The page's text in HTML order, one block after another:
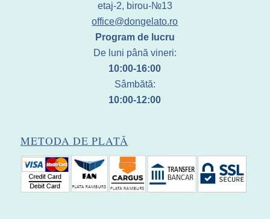
etaj-2, birou-№13
office@dongelato.ro
Program de lucru
De luni până vineri:
10:00-16:00
Sâmbătă:
10:00-12:00
METODA DE PLATĂ